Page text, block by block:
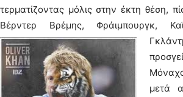
τερματίζοντας μόλις στην έκτη θέση,
Βέρντερ Βρέμης, Φράιμπουργκ,
μετά